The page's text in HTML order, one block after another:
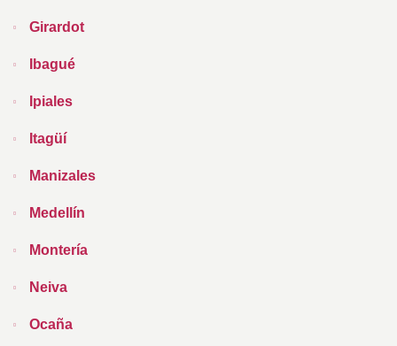
Girardot
Ibagué
Ipiales
Itagüí
Manizales
Medellín
Montería
Neiva
Ocaña